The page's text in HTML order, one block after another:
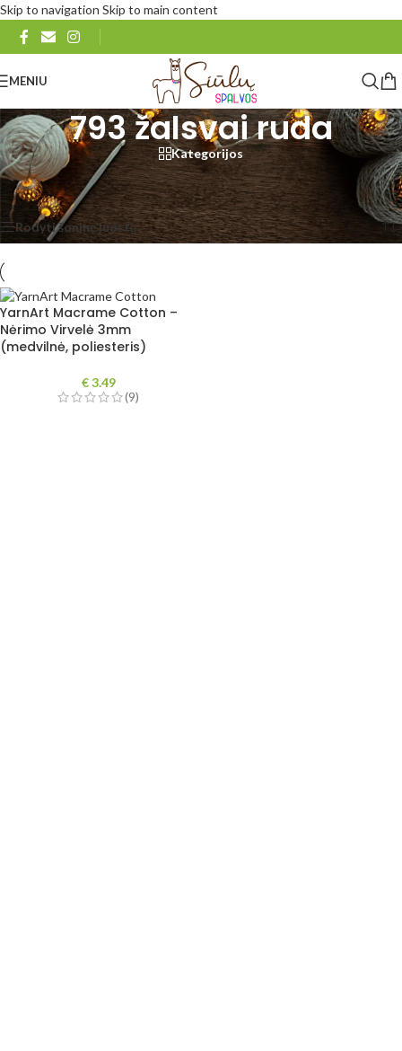
Skip to navigation Skip to main content
MENIU
793 žalsvai ruda
Kategorijos
Pradžia/Produkto YarnArt Macrame Cotton/ 793 žalsvai ruda
Rezultatų: 1
Rodyti šoninę juostą Rodyti 48 96
YarnArt Macrame Cotton –
Nėrimo Virvelė 3mm
(medvilnė, poliesteris)
€3.49
(9)